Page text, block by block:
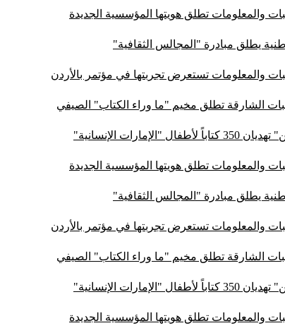
والمعلومات تطلق هويتها المؤسسية الجديدة
يطلق مبادرة "المجالس الثقافية"
والمعلومات تستعرض تجربتها في مؤتمر بالأردن
الشارقة تطلق مخيم "ما وراء الكتاب" الصيفي
الإنسانية"
والمعلومات تطلق هويتها المؤسسية الجديدة
يطلق مبادرة "المجالس الثقافية"
والمعلومات تستعرض تجربتها في مؤتمر بالأردن
الشارقة تطلق مخيم "ما وراء الكتاب" الصيفي
الإنسانية"
والمعلومات تطلق هويتها المؤسسية الجديدة